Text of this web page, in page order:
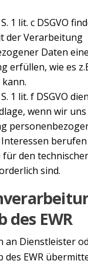
1 lit. c DSGVO
der Verarbeitung
Daten
erfüllen, wie es
1 lit. f DSGVO
wenn wir
für den
sind.
EWR
an Dienstleister
EWR